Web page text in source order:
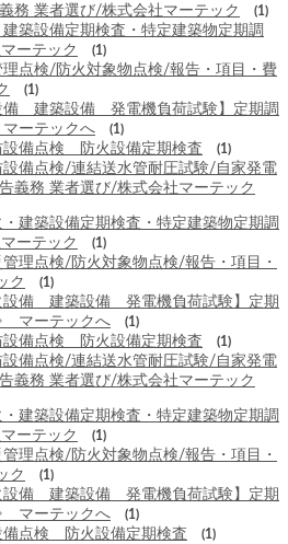
務 業者選び/株式会社マーテック
(1)
築設備定期検査・特定建築物定期調
ーテック
(1)
点検/防火対象物点検/報告・項目・費
(1)
備 建築設備 発電機負荷試験】定期調
ーテックへ
(1)
備点検 防火設備定期検査 (1)
備点検/連結送水管耐圧試験/自家発電
義務 業者選び/株式会社マーテック
建築設備定期検査・特定建築物定期調
ーテック
(1)
理点検/防火対象物点検/報告・項目・
ク
(1)
設備 建築設備 発電機負荷試験】定期
マーテックへ
(1)
備点検 防火設備定期検査 (1)
備点検/連結送水管耐圧試験/自家発電
義務 業者選び/株式会社マーテック
建築設備定期検査・特定建築物定期調
ーテック
(1)
理点検/防火対象物点検/報告・項目・
ク
(1)
設備 建築設備 発電機負荷試験】定期
マーテックへ
(1)
点検 防火設備定期検査 (1)